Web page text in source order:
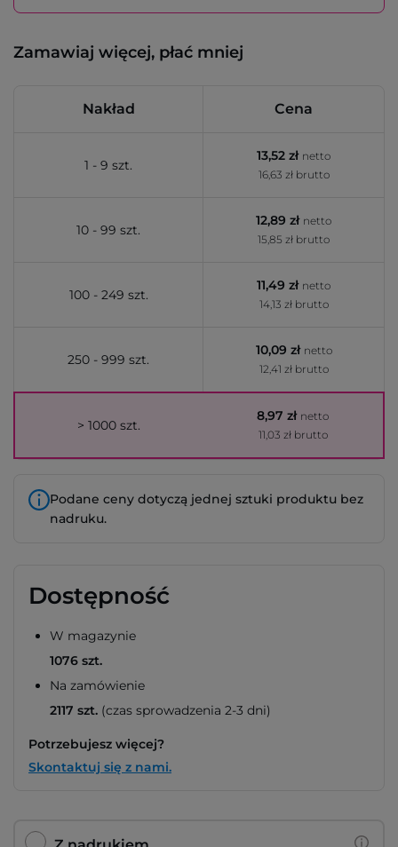
Zamawiaj więcej, płać mniej
Nakład Cena
1 - 9 szt.
13,52 zł netto
16,63 zł brutto
10 - 99 szt.
12,89 zł netto
15,85 zł brutto
100 - 249 szt.
11,49 zł netto
14,13 zł brutto
250 - 999 szt.
10,09 zł netto
12,41 zł brutto
> 1000 szt.
8,97 zł netto
11,03 zł brutto
Podane ceny dotyczą jednej sztuki produktu bez
nadruku.
Dostępność
W magazynie
1076 szt.
Na zamówienie
2117 szt. (czas sprowadzenia 2-3 dni)
Potrzebujesz więcej?
Skontaktuj się z nami.